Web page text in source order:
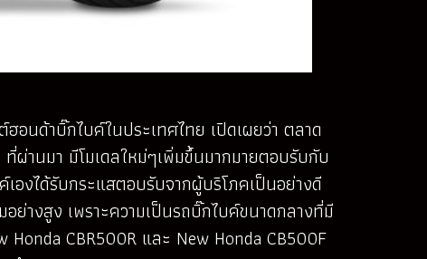
อนด้าบิ๊กไบค์ในประเทศไทย เปิดเผยว่า ตลาด
ที่ผ่านมา มีโมเดลใหม่ๆเพิ่มขึ้นมากมายตอบรับกับ
องได้รับกระแสตอบรับจากผู้บริโภคเป็นอย่างดี
ย่างสูง เพราะความเป็นรถบิ๊กไบค์ขนาดกลางที่มี
CBR500R และ New Honda CB500F